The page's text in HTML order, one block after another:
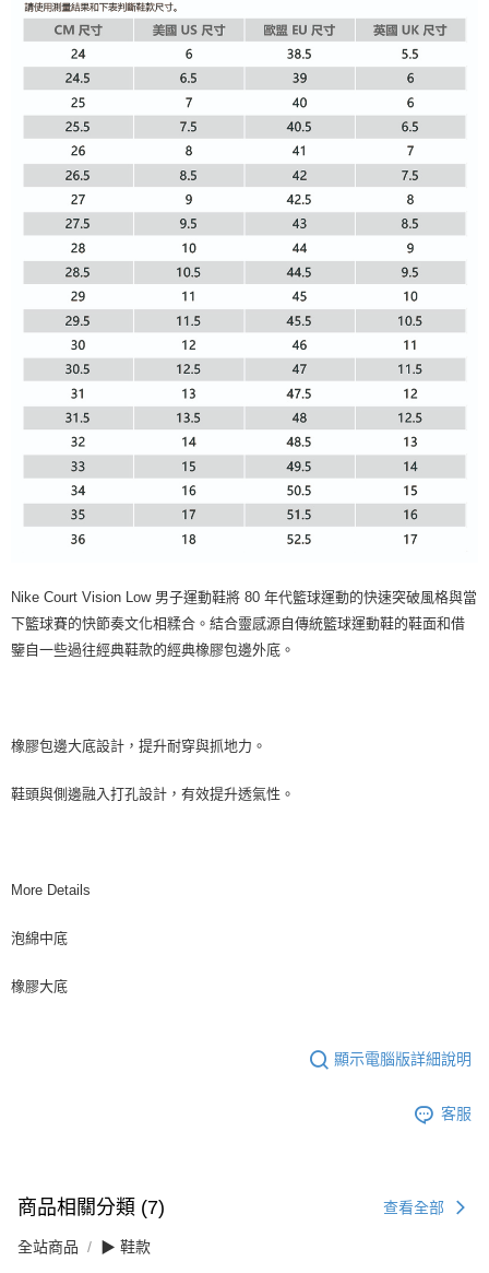
Nike Court Vision Low 男子運動鞋將 80 年代籃球運動的快速突破風格與當
下籃球賽的快節奏文化相糅合。結合靈感源自傳統籃球運動鞋的鞋面和借
鑒自一些過往經典鞋款的經典橡膠包邊外底。
橡膠包邊大底設計，提升耐穿與抓地力。
鞋頭與側邊融入打孔設計，有效提升透氣性。
More Details
泡綿中底
橡膠大底
顯示電腦版詳細說明
客服
商品相關分類 (7) 查看全部
全站商品 ▶ 鞋款